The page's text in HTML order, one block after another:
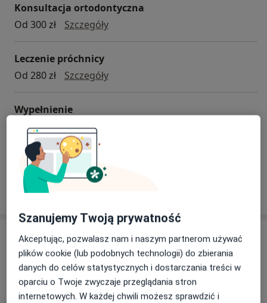
Konsultacja ortodontyczna
Od 300 zł
Szczegółykonsultacja ortodontyczna
Leczenie próchnicy
Od 280 zł
Szczegółyleczenie próchnicy
Wypełnienie
Od 280 zł
Szczegóły
+ 6 usług
W jaki sposób ustalane są ceny?
Specjaliści
Wszystkie
Szanujemy Twoją prywatność
Akceptując, pozwalasz nam i naszym partnerom używać
plików cookie (lub podobnych technologii) do zbierania
danych do celów statystycznych i dostarczania treści w
oparciu o Twoje zwyczaje przeglądania stron
internetowych. W każdej chwili możesz sprawdzić i